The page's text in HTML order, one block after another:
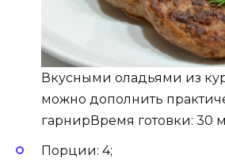
Вкусными оладьями из
можно дополнить
гарнирВремя готовки: 30
Порции: 4;